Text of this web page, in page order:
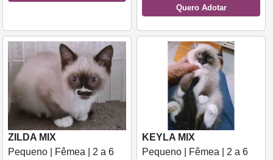
Quero Adotar
ZILDA MIX
Pequeno | Fêmea | 2 a 6
KEYLA MIX
Pequeno | Fêmea | 2 a 6